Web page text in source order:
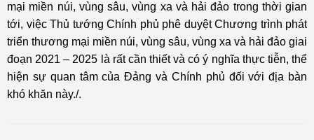
mại miền núi, vùng sâu, vùng xa và hải đảo trong thời gian
tới, việc Thủ tướng Chính phủ phê duyệt Chương trình phát
triển thương mại miền núi, vùng sâu, vùng xa và hải đảo giai
đoạn 2021 – 2025 là rất cần thiết và có ý nghĩa thực tiễn, thể
hiện sự quan tâm của Đảng và Chính phủ đối với địa bàn
khó khăn này./.